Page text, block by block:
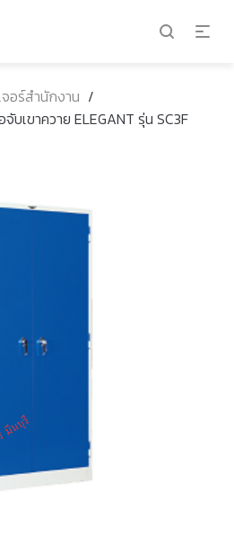
อร์สำนักงาน /
บเขาควาย ELEGANT รุ่น SC3F